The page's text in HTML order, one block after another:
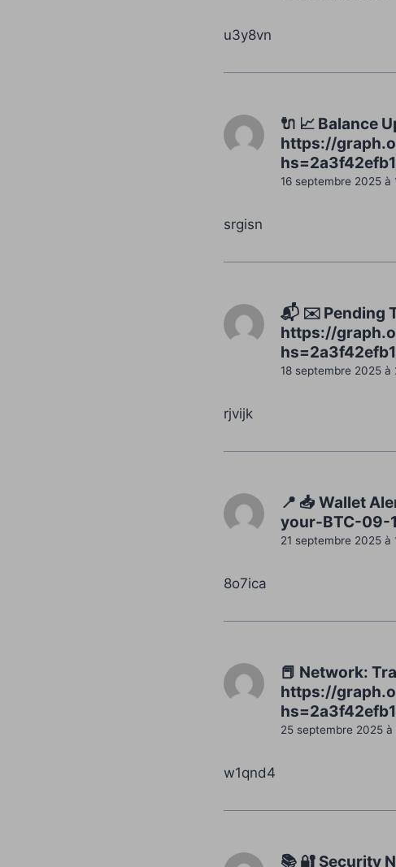
u3y8vn
🔌 📈 Balance
https://
16 septembre 2025 à
srgisn
📬 ✉️ Pending
https://
18 septembre 2025 à
rjvijk
📍 📥 Wallet
your-BTC-09-
21 septembre 2025 à
8o7ica
📕 Network:
https://
25 septembre 2025 à
w1qnd4
📚 🔐 Security